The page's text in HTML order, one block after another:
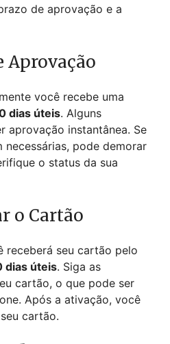
de aprovação e a
Aprovação
você recebe uma
dias úteis. Alguns
aprovação instantânea. Se
pode demorar
o status da sua
o Cartão
receberá seu cartão pelo
dias úteis. Siga as
cartão, o que pode ser
Após a ativação, você
cartão.